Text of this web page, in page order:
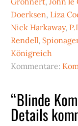
Doerksen, Liza
Nick Harkaway,
Rendell,
Königreich
Kommentare:
“Blinde
Details